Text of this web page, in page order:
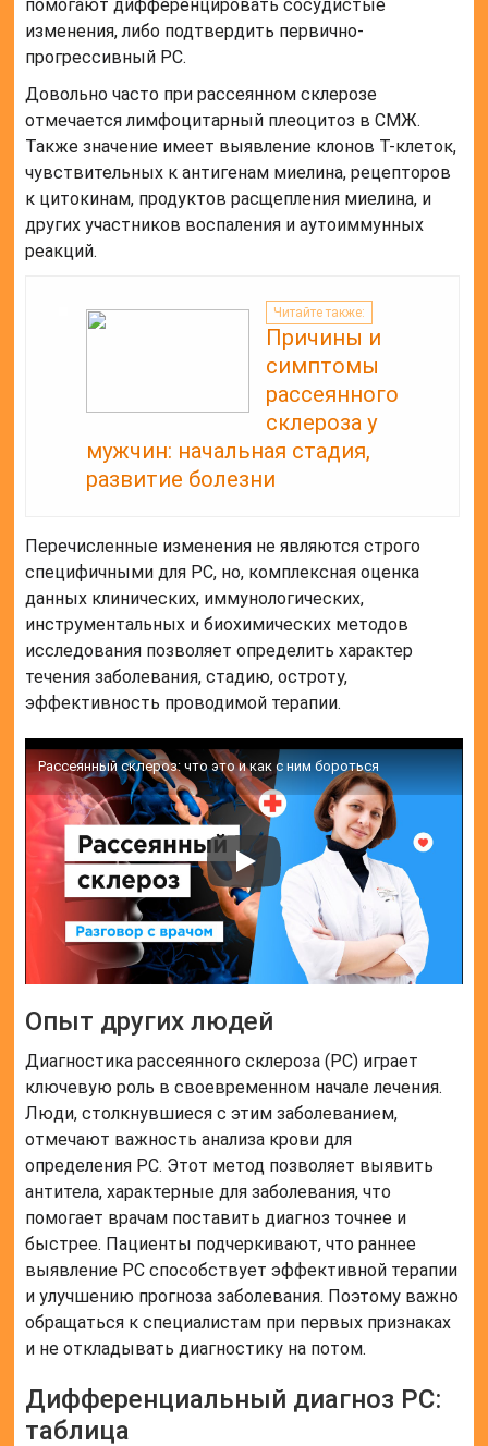
помогают дифференцировать сосудистые
изменения, либо подтвердить первично-
прогрессивный РС.
Довольно часто при рассеянном склерозе
отмечается лимфоцитарный плеоцитоз в СМЖ.
Также значение имеет выявление клонов Т-клеток,
чувствительных к антигенам миелина, рецепторов
к цитокинам, продуктов расщепления миелина, и
других участников воспаления и аутоиммунных
реакций.
Читайте также:
Причины и
симптомы
рассеянного
склероза у
мужчин: начальная стадия,
развитие болезни
Перечисленные изменения не являются строго
специфичными для РС, но, комплексная оценка
данных клинических, иммунологических,
инструментальных и биохимических методов
исследования позволяет определить характер
течения заболевания, стадию, остроту,
эффективность проводимой терапии.
Рассеянный склероз: что это и как с ним бороться
Опыт других людей
Диагностика рассеянного склероза (РС) играет
ключевую роль в своевременном начале лечения.
Люди, столкнувшиеся с этим заболеванием,
отмечают важность анализа крови для
определения РС. Этот метод позволяет выявить
антитела, характерные для заболевания, что
помогает врачам поставить диагноз точнее и
быстрее. Пациенты подчеркивают, что раннее
выявление РС способствует эффективной терапии
и улучшению прогноза заболевания. Поэтому важно
обращаться к специалистам при первых признаках
и не откладывать диагностику на потом.
Дифференциальный диагноз РС:
таблица